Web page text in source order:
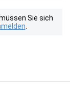
Sie sich